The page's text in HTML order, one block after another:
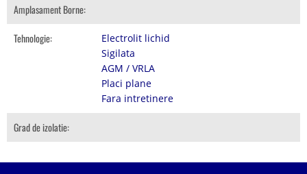
Amplasament Borne:
Tehnologie:
Electrolit lichid
Sigilata
AGM / VRLA
Placi plane
Fara intretinere
Grad de izolatie: